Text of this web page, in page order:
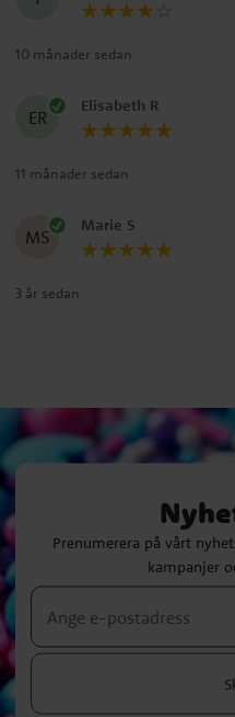
10 månader sedan
ER
Elisabeth R
11 månader sedan
MS
Marie S
3 år sedan
Prenumerera på vårt
kampanjer